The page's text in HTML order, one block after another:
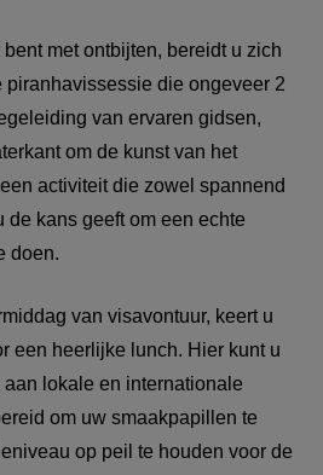
met ontbijten, bereidt u zich
piranhavissessie die ongeveer 2
van ervaren gidsen,
om de kunst van het
activiteit die zowel spannend
kans geeft om een echte
doen.
van visavontuur, keert u
een heerlijke lunch. Hier kunt u
lokale en internationale
om uw smaakpapillen te
op peil te houden voor de